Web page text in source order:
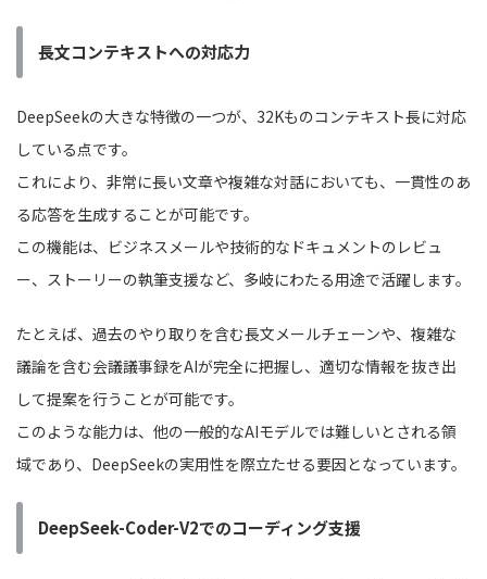
長文コンテキストへの対応力
DeepSeekの大きな特徴の一つが、32Kものコンテキスト長に対応
している点です。
これにより、非常に長い文章や複雑な対話においても、一貫性のあ
る応答を生成することが可能です。
この機能は、ビジネスメールや技術的なドキュメントのレビュ
ー、ストーリーの執筆支援など、多岐にわたる用途で活躍します。
たとえば、過去のやり取りを含む長文メールチェーンや、複雑な
議論を含む会議議事録をAIが完全に把握し、適切な情報を抜き出
して提案を行うことが可能です。
このような能力は、他の一般的なAIモデルでは難しいとされる領
域であり、DeepSeekの実用性を際立たせる要因となっています。
DeepSeek-Coder-V2でのコーディング支援